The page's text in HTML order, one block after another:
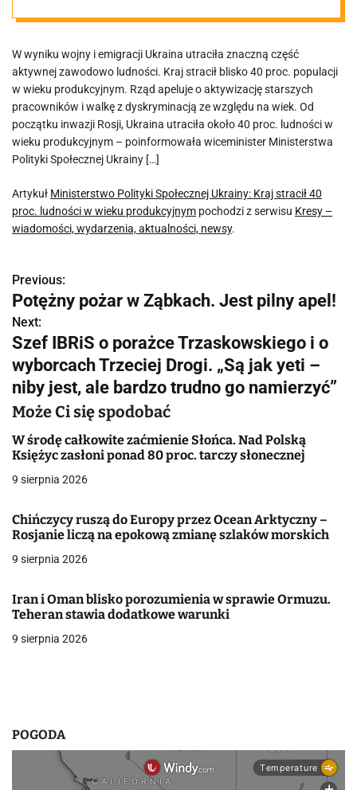
stracił 40 proc.
ludności w
wieku
produkcyjnym
W wyniku wojny i emigracji Ukraina utraciła znaczną część
aktywnej zawodowo ludności. Kraj stracił blisko 40 proc. populacji
w wieku produkcyjnym. Rząd apeluje o aktywizację starszych
pracowników i walkę z dyskryminacją ze względu na wiek. Od
początku inwazji Rosji, Ukraina utraciła około 40 proc. ludności w
wieku produkcyjnym – poinformowała wiceminister Ministerstwa
Polityki Społecznej Ukrainy […]
Artykuł Ministerstwo Polityki Społecznej Ukrainy: Kraj stracił 40
proc. ludności w wieku produkcyjnym pochodzi z serwisu Kresy –
wiadomości, wydarzenia, aktualności, newsy.
N
a
w
i
g
a
c
a
w
i
s
Previous:
Potężny pożar w Ząbkach. Jest pilny apel!
Next:
Szef IBRiS o porażce Trzaskowskiego i o
wyborcach Trzeciej Drogi. „Są jak yeti –
niby jest, ale bardzo trudno go namierzyć”
Może Ci się spodobać
W środę całkowite zaćmienie Słońca. Nad Polską
Księżyc zasłoni ponad 80 proc. tarczy słonecznej
9 sierpnia 2026
Chińczycy ruszą do Europy przez Ocean Arktyczny –
Rosjanie liczą na epokową zmianę szlaków morskich
9 sierpnia 2026
Iran i Oman blisko porozumienia w sprawie Ormuzu.
Teheran stawia dodatkowe warunki
9 sierpnia 2026
POGODA